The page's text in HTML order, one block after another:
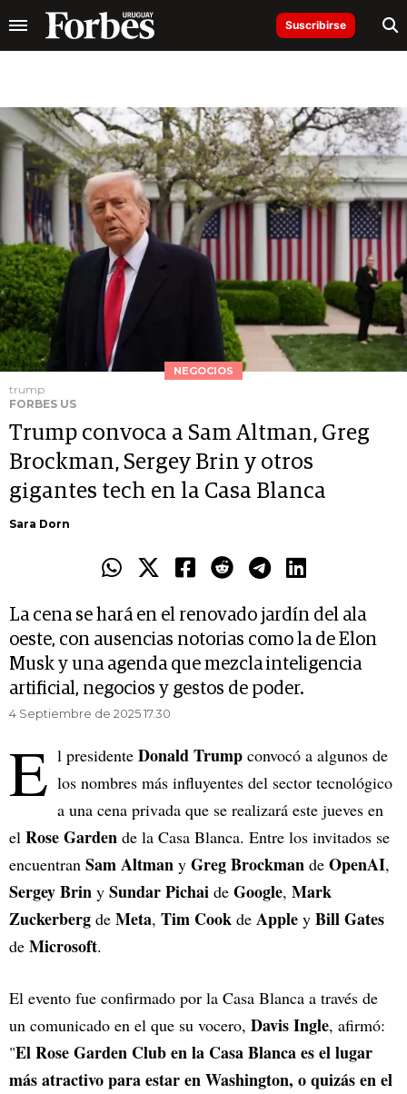
Suscribirse
NEGOCIOS
trump
FORBES US
Trump convoca a Sam Altman, Greg
Brockman, Sergey Brin y otros
gigantes tech en la Casa Blanca
Sara Dorn
La cena se hará en el renovado jardín del ala
oeste, con ausencias notorias como la de Elon
Musk y una agenda que mezcla inteligencia
artificial, negocios y gestos de poder.
4 Septiembre de 2025 17.30
E l presidente Donald Trump convocó a algunos de
los nombres más influyentes del sector tecnológico
a una cena privada que se realizará este jueves en
el Rose Garden de la Casa Blanca. Entre los invitados se
encuentran Sam Altman y Greg Brockman de OpenAI,
Sergey Brin y Sundar Pichai de Google, Mark
Zuckerberg de Meta, Tim Cook de Apple y Bill Gates
de Microsoft.
El evento fue confirmado por la Casa Blanca a través de
un comunicado en el que su vocero, Davis Ingle, afirmó:
"El Rose Garden Club en la Casa Blanca es el lugar
más atractivo para estar en Washington, o quizás en el